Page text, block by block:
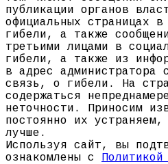
публикации органов
официальных страницах
гибели, а также
третьими лицами в
гибели, а также из
в адрес администратора
связь, о гибели. На
содержаться
неточности. Приносим
постоянно их
лучше.
Используя сайт, вы
ознакомлены с